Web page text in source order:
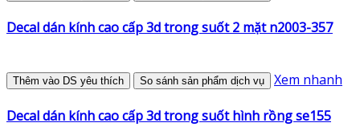
Decal dán kính cao cấp 3d trong suốt 2 mặt n2003-357
Thêm vào DS yêu thích So sánh sản phẩm dịch vụ Xem nhanh
Decal dán kính cao cấp 3d trong suốt hình rồng se155